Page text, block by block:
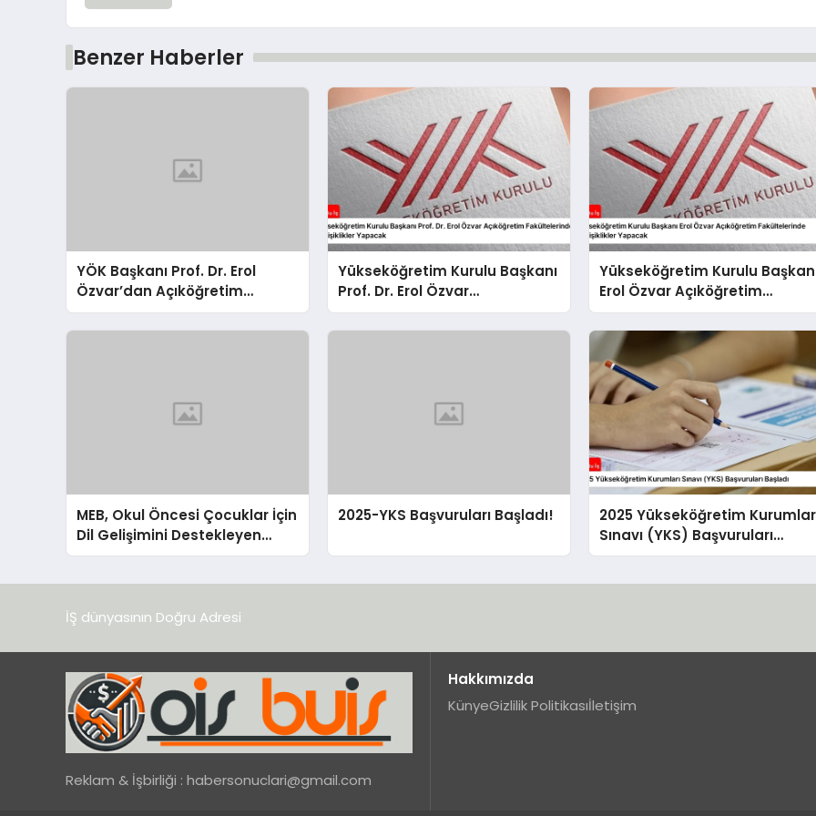
Benzer Haberler
YÖK Başkanı Prof. Dr. Erol
Özvar’dan Açıköğretim
Fakültelerine Yönelik Değişiklik
Açıklaması
Yükseköğretim Kurulu Başkanı
Prof. Dr. Erol Özvar
Açıköğretim Fakültelerinde
Değişiklikler Yapacak
Yükseköğretim Kurulu
Erol Özvar Açıköğretim
Fakültelerinde Değişiklikler
Yapacak
MEB, Okul Öncesi Çocuklar İçin
Dil Gelişimini Destekleyen
Materyaller Hazırlıyor
2025-YKS Başvuruları Başladı!
2025 Yükseköğretim
Sınavı (YKS) Başvuruları
Başladı
İŞ dünyasının Doğru Adresi
Reklam & İşbirliği : habersonuclari@gmail.com
Hakkımızda
KünyeGizlilik Politikasıİletişim